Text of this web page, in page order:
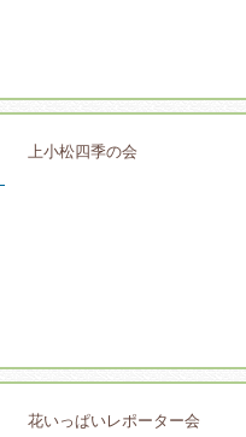
上小松四季の会
花いっぱいレポーター会